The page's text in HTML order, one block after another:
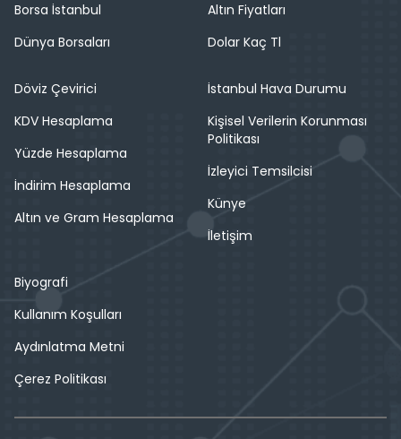
Borsa İstanbul
Dünya Borsaları
Altın Fiyatları
Dolar Kaç Tl
Döviz Çevirici
KDV Hesaplama
Yüzde Hesaplama
İndirim Hesaplama
Altın ve Gram Hesaplama
İstanbul Hava Durumu
Kişisel Verilerin Korunması
Politikası
İzleyici Temsilcisi
Künye
İletişim
Biyografi
Kullanım Koşulları
Aydınlatma Metni
Çerez Politikası